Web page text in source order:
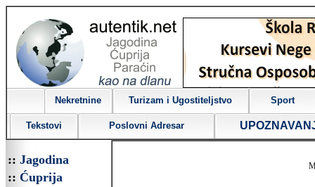
Nekretnine Turizam i Ugostiteljstvo Sport
Tekstovi Poslovni Adresar
:: Jagodina
:: Ćuprija